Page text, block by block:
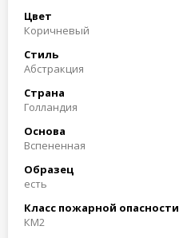
Цвет
Коричневый
Стиль
Абстракция
Страна
Голландия
Основа
Вспененная
Образец
есть
Класс пожарной опасности
КМ2